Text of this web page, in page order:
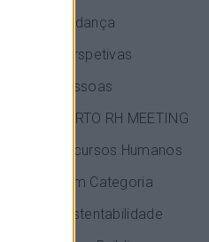
Mudança
Perspetivas
Pessoas
PORTO RH MEETING
Recursos Humanos
Sem Categoria
Sustentabilidade